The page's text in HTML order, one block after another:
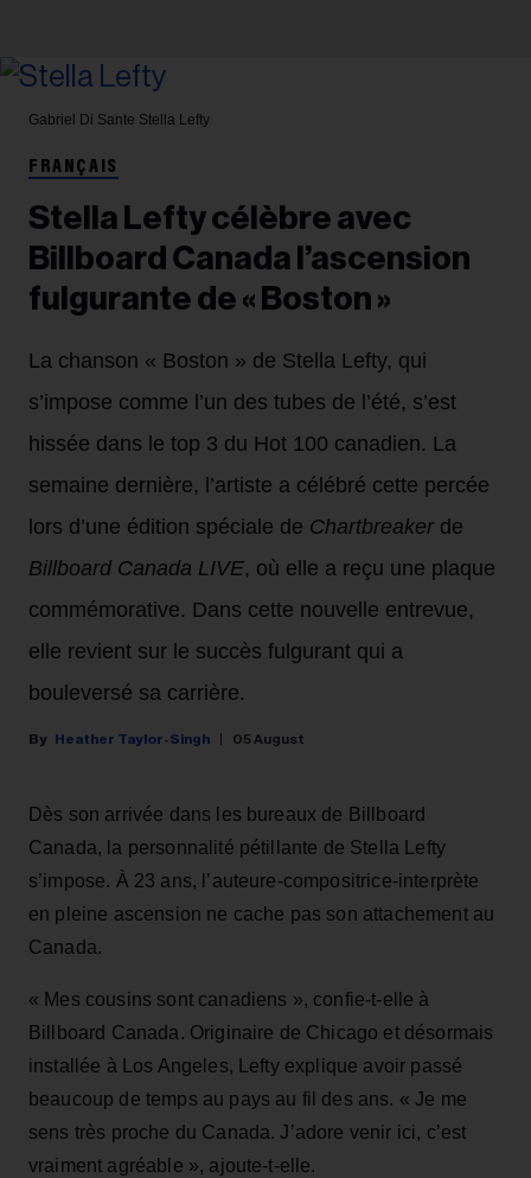
Gabriel Di Sante Stella Lefty
FRANÇAIS
Stella Lefty célèbre avec
Billboard Canada l’ascension
fulgurante de « Boston »
La chanson « Boston » de Stella Lefty, qui
s’impose comme l’un des tubes de l’été, s’est
hissée dans le top 3 du Hot 100 canadien. La
semaine dernière, l’artiste a célébré cette percée
lors d’une édition spéciale de Chartbreaker de
Billboard Canada LIVE, où elle a reçu une plaque
commémorative. Dans cette nouvelle entrevue,
elle revient sur le succès fulgurant qui a
bouleversé sa carrière.
Heather Taylor-Singh 05 August
Dès son arrivée dans les bureaux de Billboard
Canada, la personnalité pétillante de Stella Lefty
s’impose. À 23 ans, l’auteure-compositrice-interprète
en pleine ascension ne cache pas son attachement au
Canada.
« Mes cousins sont canadiens », confie-t-elle à
Billboard Canada. Originaire de Chicago et désormais
installée à Los Angeles, Lefty explique avoir passé
beaucoup de temps au pays au fil des ans. « Je me
sens très proche du Canada. J’adore venir ici, c’est
vraiment agréable », ajoute-t-elle.